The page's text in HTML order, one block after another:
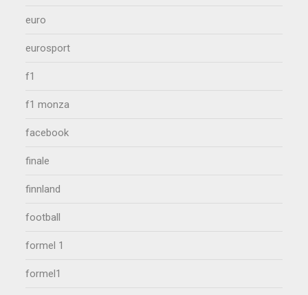
euro
eurosport
f1
f1 monza
facebook
finale
finnland
football
formel 1
formel1